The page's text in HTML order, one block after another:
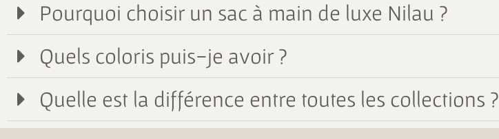
Pourquoi choisir un sac à main de luxe Nilau ?
Quels coloris puis-je avoir ?
Quelle est la différence entre toutes les collections ?